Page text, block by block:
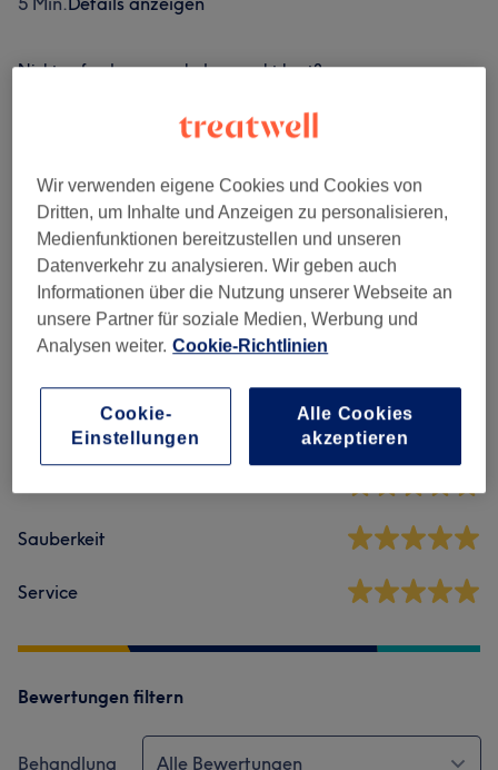
Nicht gefunden wonach du gesucht hast?
Nagelmodellage - Auffüllen Mit Gel (3) ab 10 €
Salonbewertungen
4,9 643 Bewertungen
Sauberkeit
Service
Bewertungen filtern
Behandlung Alle Bewertungen
Wir verwenden eigene Cookies und Cookies von
Dritten, um Inhalte und Anzeigen zu personalisieren,
Medienfunktionen bereitzustellen und unseren
Datenverkehr zu analysieren. Wir geben auch
Informationen über die Nutzung unserer Webseite an
unsere Partner für soziale Medien, Werbung und
Analysen weiter. Cookie-Richtlinien
Cookie-
Einstellungen
Alle Cookies
akzeptieren